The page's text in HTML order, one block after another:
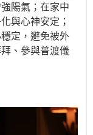
陽氣；在家中
與心神安定；
定，避免被外
、參與普渡儀